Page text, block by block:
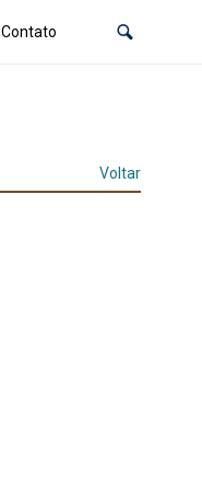
Contato
Voltar